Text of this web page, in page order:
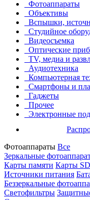
Фотоаппараты
Объективы
Вспышки,
Студийное
Видеосъемка
Оптические
TV, медиа и
Аудиотехника
Компьютерная
Смартфоны и
Гаджеты
Прочее
Электронные
Фотоаппараты Все
Зеркальные
Карты памяти Карты
Источники питания
Беззеркальные
Светофильтры